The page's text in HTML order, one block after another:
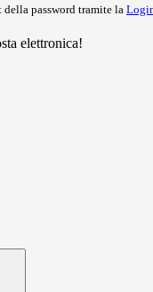
della password tramite la
elettronica!